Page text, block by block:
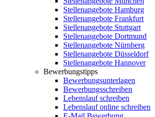
Stellenangebote Hamburg
Stellenangebote Frankfurt
Stellenangebote Stuttgart
Stellenangebote Dortmund
Stellenangebote Nürnberg
Stellenangebote Düsseldorf
Stellenangebote Hannover
Bewerbungstipps
Bewerbungsunterlagen
Bewerbungsschreiben
Lebenslauf schreiben
Lebenslauf online schreiben